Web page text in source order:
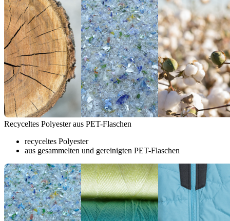
Recyceltes Polyester aus PET-Flaschen
recyceltes Polyester
aus gesammelten und gereinigten PET-Flaschen